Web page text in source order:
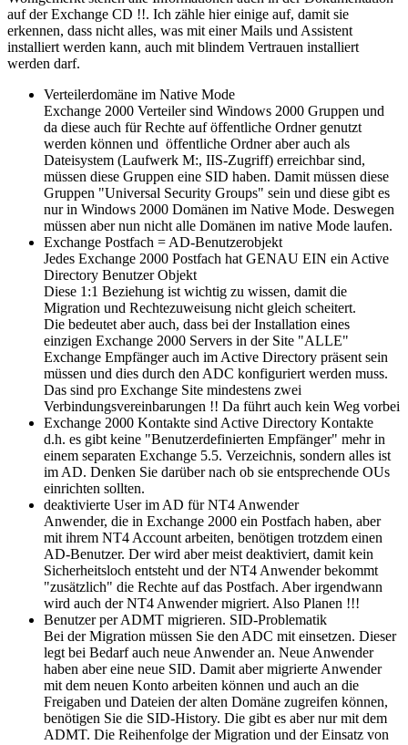
auf der Exchange CD !!. Ich zähle hier einige auf, damit sie
erkennen, dass nicht alles, was mit einer Mails und Assistent
installiert werden kann, auch mit blindem Vertrauen installiert
werden darf.
Verteilerdomäne im Native Mode
Exchange 2000 Verteiler sind Windows 2000 Gruppen und
da diese auch für Rechte auf öffentliche Ordner genutzt
werden können und öffentliche Ordner aber auch als
Dateisystem (Laufwerk M:, IIS-Zugriff) erreichbar sind,
müssen diese Gruppen eine SID haben. Damit müssen diese
Gruppen "Universal Security Groups" sein und diese gibt es
nur in Windows 2000 Domänen im Native Mode. Deswegen
müssen aber nun nicht alle Domänen im native Mode laufen.
Exchange Postfach = AD-Benutzerobjekt
Jedes Exchange 2000 Postfach hat GENAU EIN ein Active
Directory Benutzer Objekt
Diese 1:1 Beziehung ist wichtig zu wissen, damit die
Migration und Rechtezuweisung nicht gleich scheitert.
Die bedeutet aber auch, dass bei der Installation eines
einzigen Exchange 2000 Servers in der Site "ALLE"
Exchange Empfänger auch im Active Directory präsent sein
müssen und dies durch den ADC konfiguriert werden muss.
Das sind pro Exchange Site mindestens zwei
Verbindungsvereinbarungen !! Da führt auch kein Weg vorbei
Exchange 2000 Kontakte sind Active Directory Kontakte
d.h. es gibt keine "Benutzerdefinierten Empfänger" mehr in
einem separaten Exchange 5.5. Verzeichnis, sondern alles ist
im AD. Denken Sie darüber nach ob sie entsprechende OUs
einrichten sollten.
deaktivierte User im AD für NT4 Anwender
Anwender, die in Exchange 2000 ein Postfach haben, aber
mit ihrem NT4 Account arbeiten, benötigen trotzdem einen
AD-Benutzer. Der wird aber meist deaktiviert, damit kein
Sicherheitsloch entsteht und der NT4 Anwender bekommt
"zusätzlich" die Rechte auf das Postfach. Aber irgendwann
wird auch der NT4 Anwender migriert. Also Planen !!!
Benutzer per ADMT migrieren. SID-Problematik
Bei der Migration müssen Sie den ADC mit einsetzen. Dieser
legt bei Bedarf auch neue Anwender an. Neue Anwender
haben aber eine neue SID. Damit aber migrierte Anwender
mit dem neuen Konto arbeiten können und auch an die
Freigaben und Dateien der alten Domäne zugreifen können,
benötigen Sie die SID-History. Die gibt es aber nur mit dem
ADMT. Die Reihenfolge der Migration und der Einsatz von